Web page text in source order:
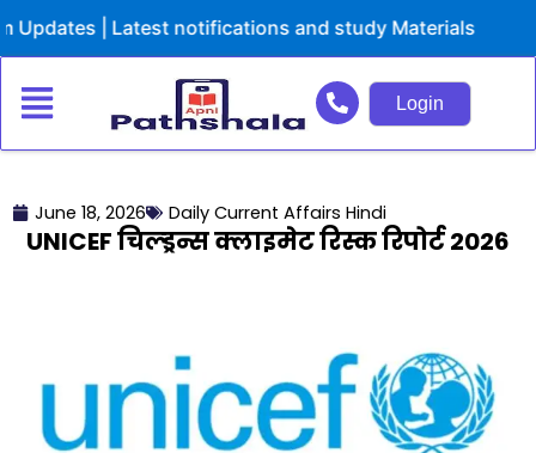
to
| Latest notifications and study Materials
Login
June 18, 2026 Daily Current Affairs Hindi
UNICEF चिल्ड्रन्स क्लाइमेट रिस्क रिपोर्ट 2026